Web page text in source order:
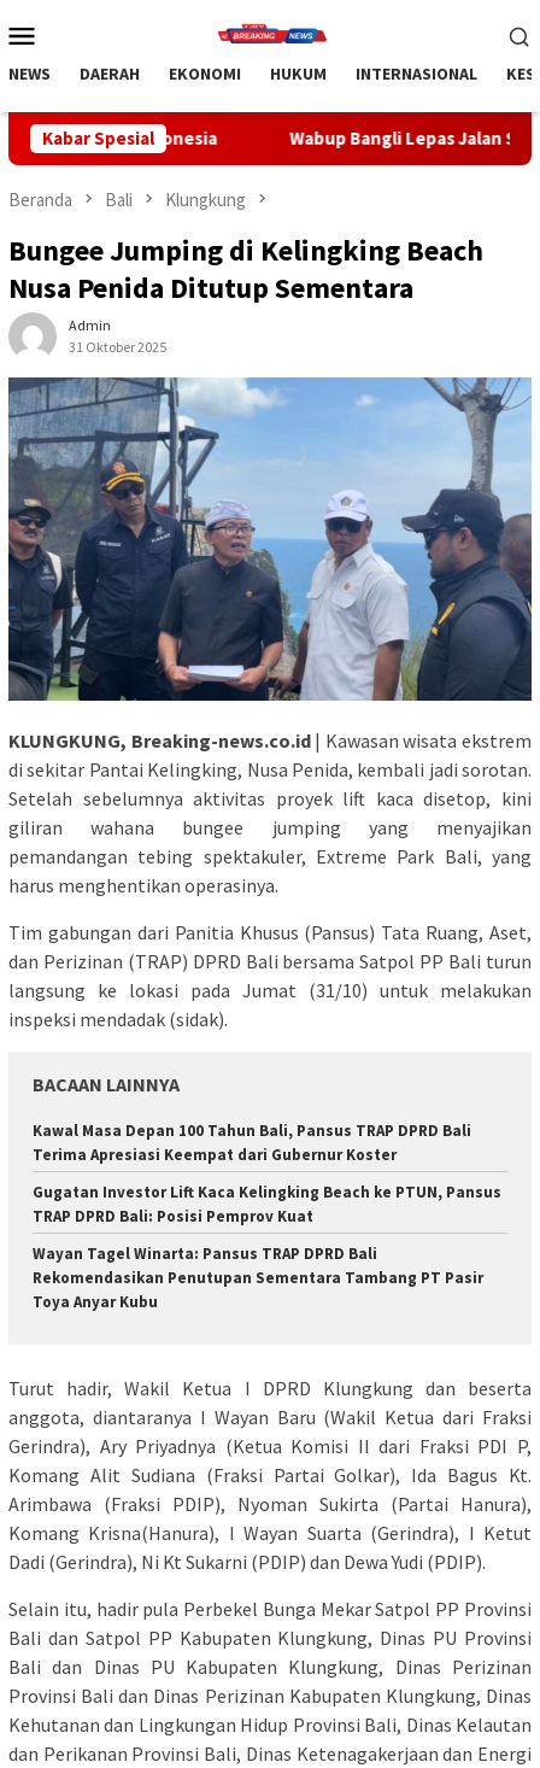
ke
Mobile
NEWS DAERAH EKONOMI HUKUM INTERNASIONAL
Kabar Spesial
Wabup Bangli Lepas Jalan Santai, Awali Rangkaian
Beranda Bali Klungkung
Bungee Jumping di Kelingking Beach
Nusa Penida Ditutup Sementara
Admin
31 Oktober 2025
KLUNGKUNG, Breaking-news.co.id| Kawasan wisata ekstrem
di sekitar Pantai Kelingking, Nusa Penida, kembali jadi sorotan.
Setelah sebelumnya aktivitas proyek lift kaca disetop, kini
giliran wahana bungee jumping yang menyajikan
pemandangan tebing spektakuler, Extreme Park Bali, yang
harus menghentikan operasinya.
Tim gabungan dari Panitia Khusus (Pansus) Tata Ruang, Aset,
dan Perizinan (TRAP) DPRD Bali bersama Satpol PP Bali turun
langsung ke lokasi pada Jumat (31/10) untuk melakukan
inspeksi mendadak (sidak).
BACAAN LAINNYA
Kawal Masa Depan 100 Tahun Bali, Pansus TRAP DPRD Bali
Terima Apresiasi Keempat dari Gubernur Koster
Gugatan Investor Lift Kaca Kelingking Beach ke PTUN, Pansus
TRAP DPRD Bali: Posisi Pemprov Kuat
Wayan Tagel Winarta: Pansus TRAP DPRD Bali
Rekomendasikan Penutupan Sementara Tambang PT Pasir
Toya Anyar Kubu
Turut hadir, Wakil Ketua I DPRD Klungkung dan beserta
anggota, diantaranya I Wayan Baru (Wakil Ketua dari Fraksi
Gerindra), Ary Priyadnya (Ketua Komisi II dari Fraksi PDI P,
Komang Alit Sudiana (Fraksi Partai Golkar), Ida Bagus Kt.
Arimbawa (Fraksi PDIP), Nyoman Sukirta (Partai Hanura),
Komang Krisna(Hanura), I Wayan Suarta (Gerindra), I Ketut
Dadi (Gerindra), Ni Kt Sukarni (PDIP) dan Dewa Yudi (PDIP).
Selain itu, hadir pula Perbekel Bunga Mekar Satpol PP Provinsi
Bali dan Satpol PP Kabupaten Klungkung, Dinas PU Provinsi
Bali dan Dinas PU Kabupaten Klungkung, Dinas Perizinan
Provinsi Bali dan Dinas Perizinan Kabupaten Klungkung, Dinas
Kehutanan dan Lingkungan Hidup Provinsi Bali, Dinas Kelautan
dan Perikanan Provinsi Bali, Dinas Ketenagakerjaan dan Energi